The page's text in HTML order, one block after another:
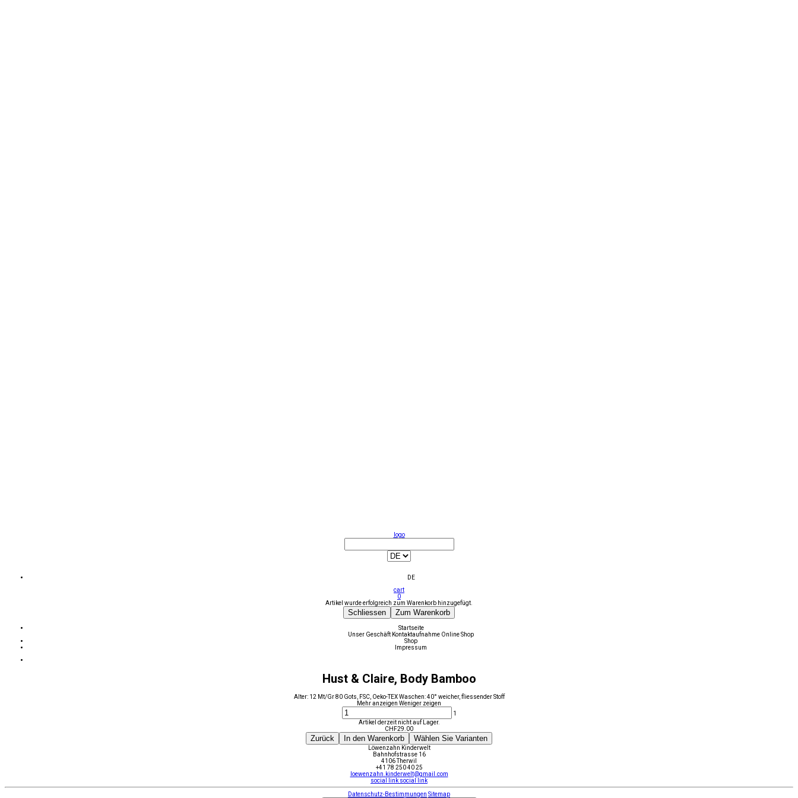
logo
DE
cart
0
Artikel wurde erfolgreich zum Warenkorb hinzugefügt.
Schliessen Zum Warenkorb
Startseite
Unser Geschäft Kontaktaufnahme Online Shop
Shop
Impressum
Hust & Claire, Body Bamboo
Alter: 12 Mt/Gr 80 Gots, FSC, Oeko-TEX Waschen: 40° weicher, fliessender Stoff
Mehr anzeigen Weniger zeigen
1
Artikel derzeit nicht auf Lager.
CHF29.00
Zurück In den Warenkorb Wählen Sie Varianten
Löwenzahn Kinderwelt
Bahnhofstrasse 16
4106 Therwil
+41 78 250 40 25
loewenzahn.kinderwelt@gmail.com
social link social link
Datenschutz-Bestimmungen Sitemap